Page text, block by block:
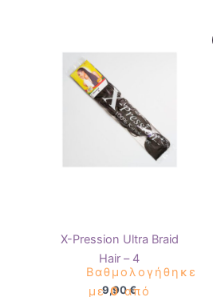
X-Pression Ultra Braid
Hair – 4
Βαθμολογήθηκε
με0από
9,90€